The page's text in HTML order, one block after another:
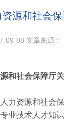
资源和社会
09-08 文章来源：
和社会保障厅
力资源和社会
业技术人才知